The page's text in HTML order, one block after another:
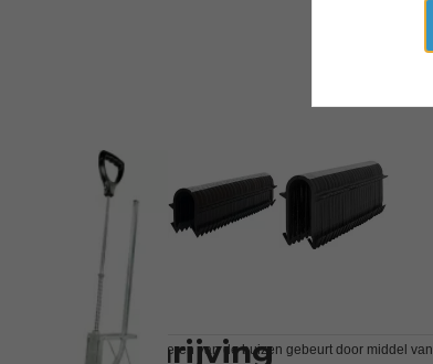
Omschrijving
Omschrijving
Het verankeren van de buizen gebeurt door middel